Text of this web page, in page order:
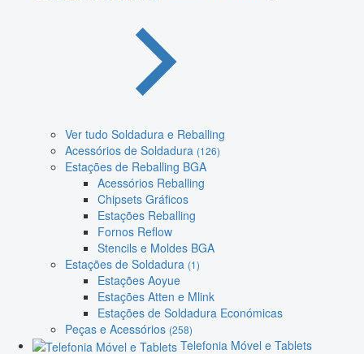
Ver tudo Soldadura e Reballing
Acessórios de Soldadura (126)
Estações de Reballing BGA
Acessórios Reballing
Chipsets Gráficos
Estações Reballing
Fornos Reflow
Stencils e Moldes BGA
Estações de Soldadura (1)
Estações Aoyue
Estações Atten e Mlink
Estações de Soldadura Económicas
Peças e Acessórios (258)
Telefonia Móvel e Tablets